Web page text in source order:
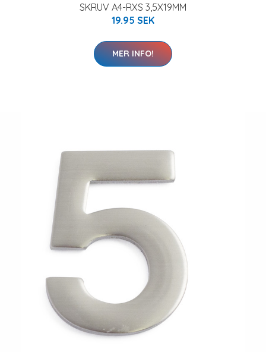
SKRUV A4-RXS 3,5X19MM
19.95 SEK
MER INFO!